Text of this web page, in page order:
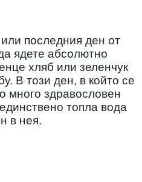
последния ден от
ядете абсолютно
хляб или зеленчук
В този ден, в който се
много здравословен
топла вода
в нея.